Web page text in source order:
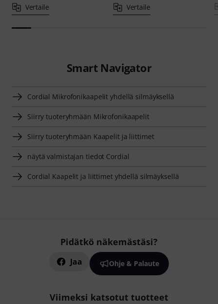
Vertaile Vertaile
Smart Navigator
Cordial Mikrofonikaapelit yhdellä silmäyksellä
Siirry tuoteryhmään Mikrofonikaapelit
Siirry tuoteryhmään Kaapelit ja liittimet
näytä valmistajan tiedot Cordial
Cordial Kaapelit ja liittimet yhdellä silmäyksellä
Pidätkö näkemästäsi?
Jaa Ohje & Palaute
Viimeksi katsotut tuotteet